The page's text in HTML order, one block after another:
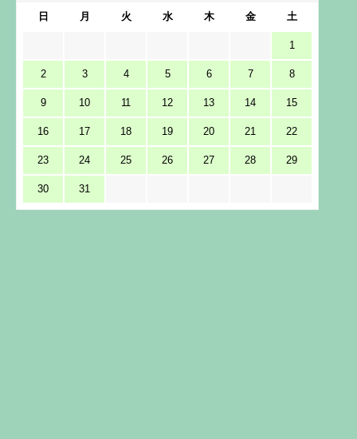
日 月 火 水 木 金 土
1
2 3 4 5 6 7 8
9 10 11 12 13 14 15
16 17 18 19 20 21 22
23 24 25 26 27 28 29
30 31